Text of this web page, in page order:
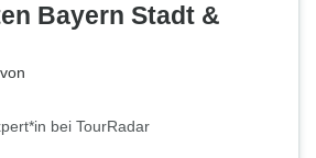
Bayern Stadt &
bei TourRadar